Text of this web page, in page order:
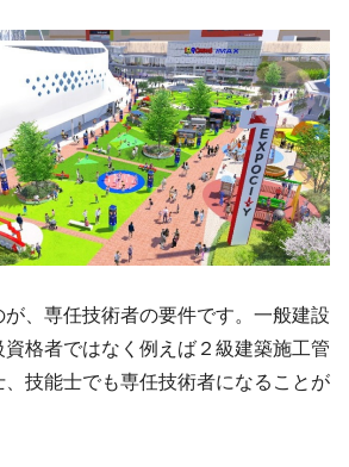
、専任技術者の要件です。一般建設
格者ではなく例えば２級建築施工管
技能士でも専任技術者になることが